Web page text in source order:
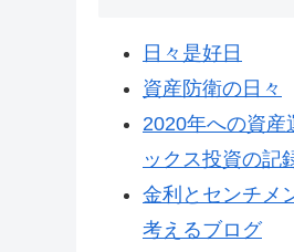
日々是好日
資産防衛の日々
2020年への資
ックス投資の記
金利とセンチメ
考えるブログ